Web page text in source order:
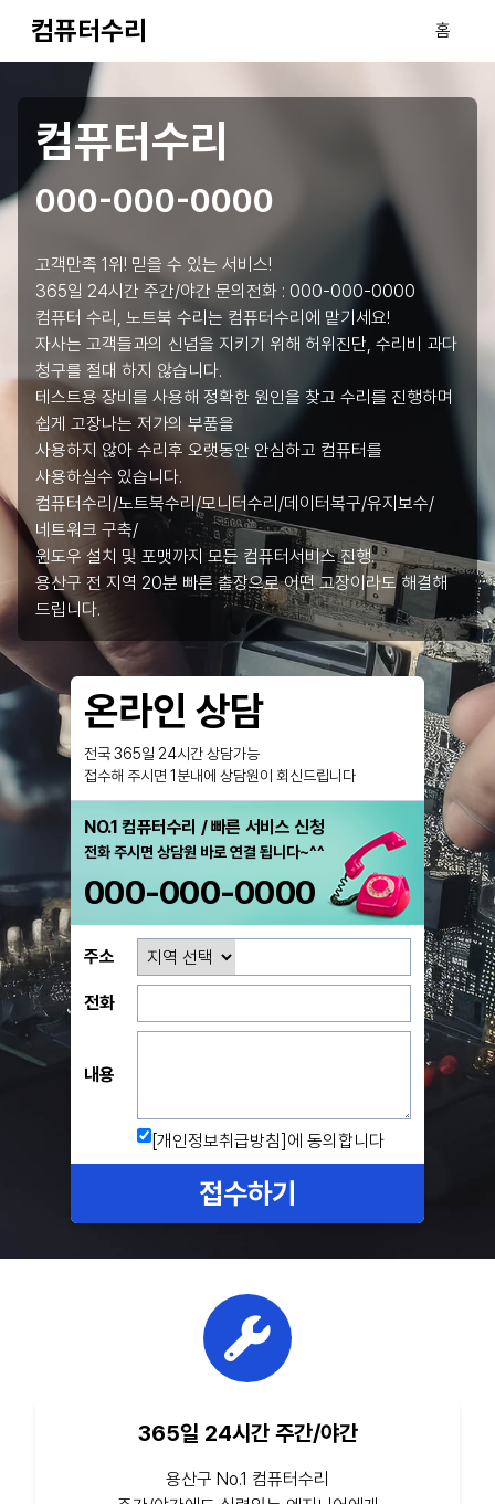
컴퓨터수리 홈
컴퓨터수리
000-000-0000
고객만족 1위! 믿을 수 있는 서비스!
365일 24시간 주간/야간 문의전화 : 000-000-0000
컴퓨터 수리, 노트북 수리는 컴퓨터수리에 맡기세요!
자사는 고객들과의 신념을 지키기 위해 허위진단, 수리비 과다
청구를 절대 하지 않습니다.
테스트용 장비를 사용해 정확한 원인을 찾고 수리를 진행하며
쉽게 고장나는 저가의 부품을
사용하지 않아 수리후 오랫동안 안심하고 컴퓨터를
사용하실수 있습니다.
컴퓨터수리/노트북수리/모니터수리/데이터복구/유지보수/
네트워크 구축/
윈도우 설치 및 포맷까지 모든 컴퓨터서비스 진행.
용산구 전 지역 20분 빠른 출장으로 어떤 고장이라도 해결해
드립니다.
온라인 상담
전국 365일 24시간 상담가능
접수해 주시면 1분내에 상담원이 회신드립니다
NO.1 컴퓨터수리 / 빠른 서비스 신청
전화 주시면 상담원 바로 연결 됩니다~^^
000-000-0000
주소
전화
내용
[개인정보취급방침] 에 동의합니다
접수하기
365일 24시간 주간/야간
용산구 No.1 컴퓨터수리